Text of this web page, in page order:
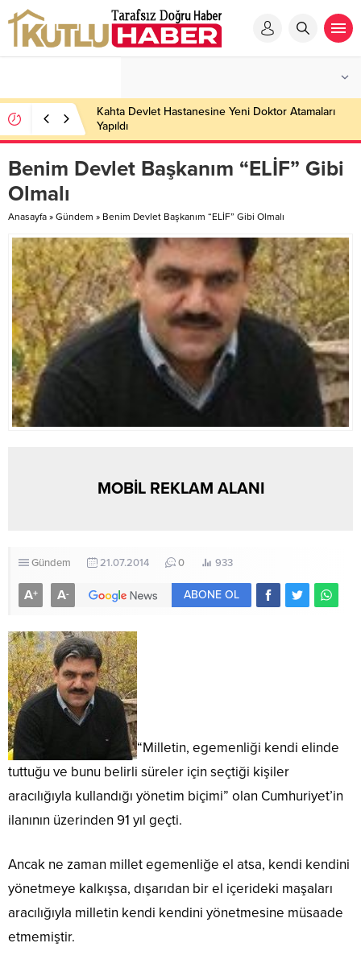
Kahta Devlet Hastanesine Yeni Doktor Atamaları
Yapıldı
Benim Devlet Başkanım “ELİF” Gibi
Olmalı
Anasayfa » Gündem » Benim Devlet Başkanım “ELİF” Gibi Olmalı
MOBİL REKLAM ALANI
Gündem 21.07.2014 0 933
A+ A- ABONE OL
“Milletin, egemenliği kendi elinde
tuttuğu ve bunu belirli süreler için seçtiği kişiler
aracılığıyla kullandığı yönetim biçimi” olan Cumhuriyet’in
ilanının üzerinden 91 yıl geçti.
Ancak ne zaman millet egemenliğe el atsa, kendi kendini
yönetmeye kalkışsa, dışarıdan bir el içerideki maşaları
aracılığıyla milletin kendi kendini yönetmesine müsaade
etmemiştir.